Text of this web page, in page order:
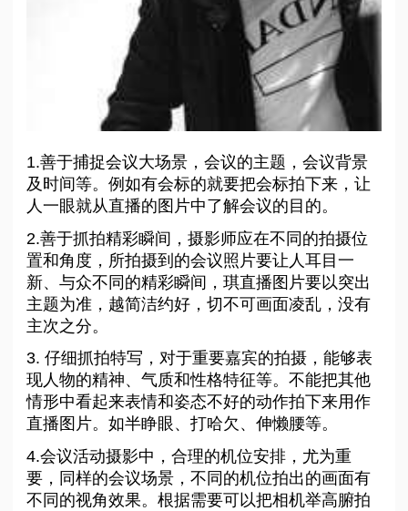
1.善于捕捉会议大场景，会议的主题，会议背景
及时间等。例如有会标的就要把会标拍下来，让
人一眼就从直播的图片中了解会议的目的。
2.善于抓拍精彩瞬间，摄影师应在不同的拍摄位
置和角度，所拍摄到的会议照片要让人耳目一
新、与众不同的精彩瞬间，琪直播图片要以突出
主题为准，越简洁约好，切不可画面凌乱，没有
主次之分。
3. 仔细抓拍特写，对于重要嘉宾的拍摄，能够表
现人物的精神、气质和性格特征等。不能把其他
情形中看起来表情和姿态不好的动作拍下来用作
直播图片。如半睁眼、打哈欠、伸懒腰等。
4.会议活动摄影中，合理的机位安排，尤为重
要，同样的会议场景，不同的机位拍出的画面有
不同的视角效果。根据需要可以把相机举高腑拍